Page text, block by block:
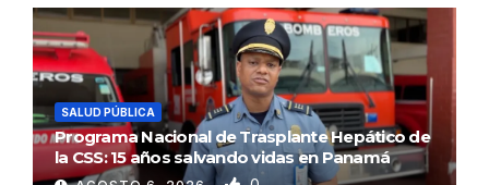
SALUD PÚBLICA
Programa Nacional de Trasplante Hepático de
la CSS: 15 años salvando vidas en Panamá